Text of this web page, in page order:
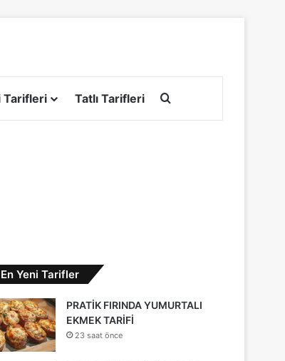
Tarifleri Tatlı Tarifleri
En Yeni Tarifler
PRATİK FIRINDA YUMURTALI
EKMEK TARİFİ
23 saat önce